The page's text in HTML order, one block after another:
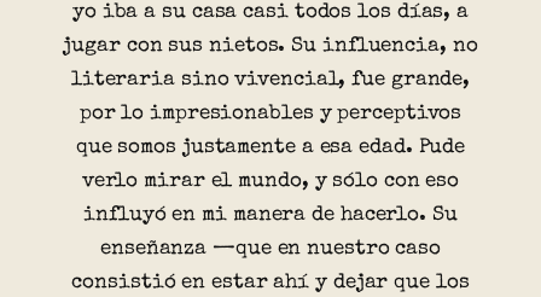
yo iba a su casa casi todos los días, a
jugar con sus nietos. Su influencia, no
literaria sino vivencial, fue grande,
por lo impresionables y perceptivos
que somos justamente a esa edad. Pude
verlo mirar el mundo, y sólo con eso
influyó en mi manera de hacerlo. Su
enseñanza —que en nuestro caso
consistió en estar ahí y dejar que los